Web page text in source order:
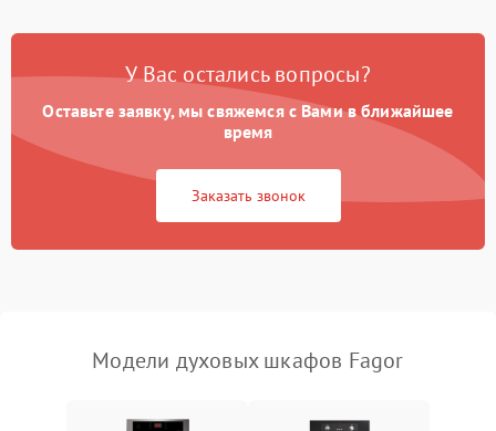
У Вас остались вопросы?
Оставьте заявку, мы свяжемся с Вами в ближайшее
время
Заказать звонок
Модели духовых шкафов Fagor